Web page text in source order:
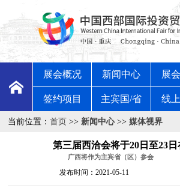
展会概况 新闻中心 展
签约项目 主宾国/省 线
当前位置：首页 >> 新闻中心 >> 媒体视界
第三届西洽会将于20日至23
广西将作为主宾省（区）参会
发布时间：2021-05-11